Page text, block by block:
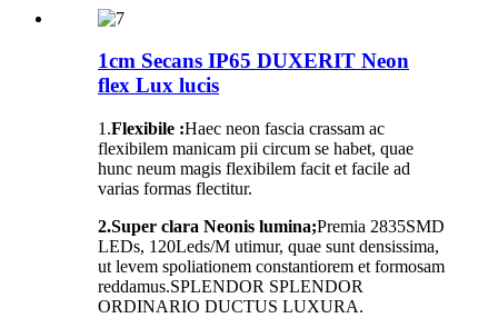
1cm Secans IP65 DUXERIT Neon
flex Lux lucis
1.Flexibile :Haec neon fascia crassam ac
flexibilem manicam pii circum se habet, quae
hunc neum magis flexibilem facit et facile ad
varias formas flectitur.
2.Super clara Neonis lumina;Premia 2835SMD
LEDs, 120Leds/M utimur, quae sunt densissima,
ut levem spoliationem constantiorem et formosam
reddamus.SPLENDOR SPLENDOR
ORDINARIO DUCTUS LUXURA.